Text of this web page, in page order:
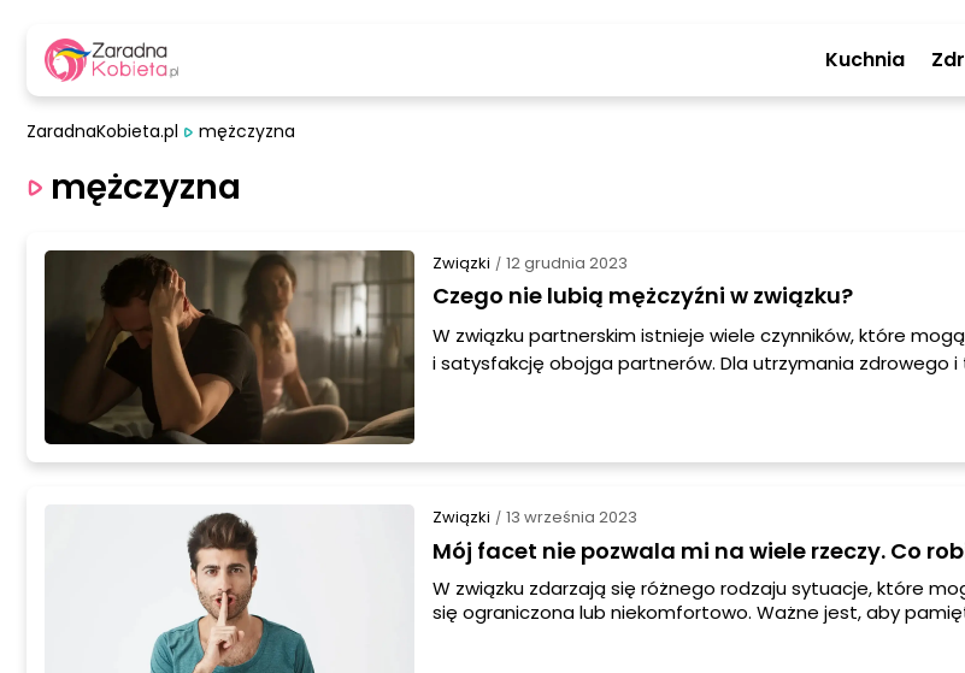
Kuchnia
ZaradnaKobieta.pl mężczyzna
mężczyzna
Związki / 12 grudnia 2023
Czego nie lubią mężczyźni w związku?
W związku partnerskim istnieje wiele czynników, które
i satysfakcję obojga partnerów. Dla utrzymania zdrowego i
zbudować silny i satysfakcjonujący związek z mężczyzną.
Związki / 13 września 2023
Mój facet nie pozwala mi na wiele rzeczy. Co
W związku zdarzają się różnego rodzaju sytuacje, które
się ograniczona lub niekomfortowo. Ważne jest, aby